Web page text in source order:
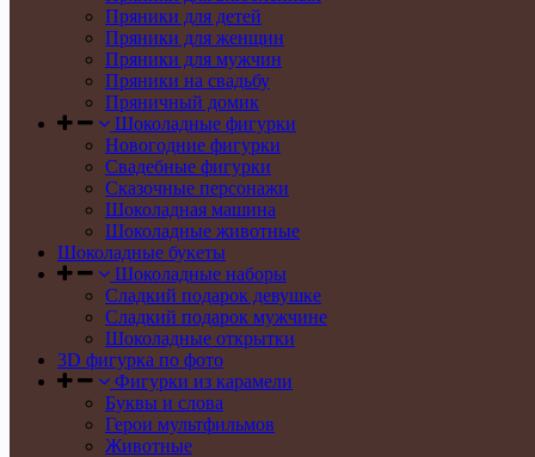
Пряники для детей
Пряники для женщин
Пряники для мужчин
Пряники на свадьбу
Пряничный домик
Шоколадные фигурки
Новогодние фигурки
Свадебные фигурки
Сказочные персонажи
Шоколадная машина
Шоколадные животные
Шоколадные букеты
Шоколадные наборы
Сладкий подарок девушке
Сладкий подарок мужчине
Шоколадные открытки
3D фигурка по фото
Фигурки из карамели
Буквы и слова
Герои мультфильмов
Животные